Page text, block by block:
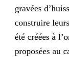
gravées
construire
été créées à
proposées au